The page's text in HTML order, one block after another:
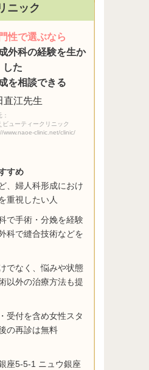
ニック
性で選ぶなら
外科の経験を生か
した
を相談できる
直江先生
ビューティークリニック
www.naoe-clinic.net/clinic/
すめ
、婦人科形成におけ
重視したい人
で手術・分娩を経験
科で縫合技術などを
でなく、悩みや状態
以外の治療方法も提
受付を含め女性スタ
の再診は無料
座5-5-1 ニュウ銀座